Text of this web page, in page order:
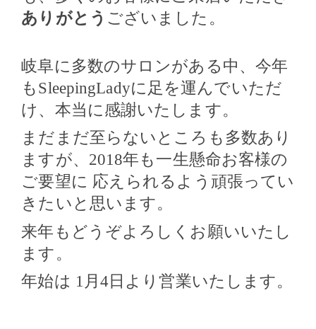
ありがとう ございました。
岐阜に多数のサロンがある中、今年
も SleepingLadyに足を運んでいただ
け、本当に感謝いたします。
まだまだ至らないところも多数あり
ますが、 2018年も一生懸命お客様の
ご要望に 応えられるよう頑張ってい
きたいと思います。
来年もどうぞよろしくお願いいたし
ます。
年始は 1 月4 日より営業いたします。